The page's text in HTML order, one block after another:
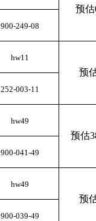
预
900-249-08
hw11
预
252-003-11
hw49
预估
900-041-49
hw49
预
900-039-49